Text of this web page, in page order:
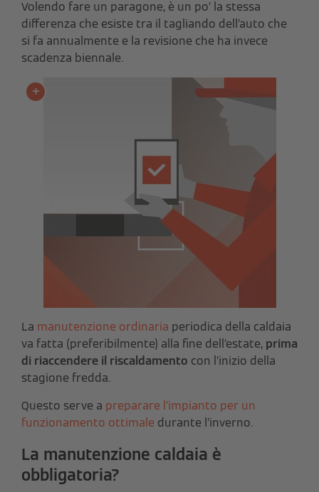
Volendo fare un paragone, è un po’ la stessa
differenza che esiste tra il tagliando dell’auto che
si fa annualmente e la revisione che ha invece
scadenza biennale.
La manutenzione ordinaria periodica della caldaia
va fatta (preferibilmente) alla fine dell’estate, prima
di riaccendere il riscaldamento con l’inizio della
stagione fredda.
Questo serve a preparare l’impianto per un
funzionamento ottimale durante l’inverno.
La manutenzione caldaia è
obbligatoria?